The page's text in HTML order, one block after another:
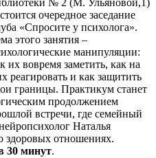
№ 2 (М. Ульяновой,1)
очередное заседание
«Спросите у психолога».
этого занятия –
манипуляции:
их вовремя заметить, как на
реагировать и как защитить
границы. Практикум станет
продолжением
встречи, где семейный
Наталья
здоровых отношениях.
30 минут.